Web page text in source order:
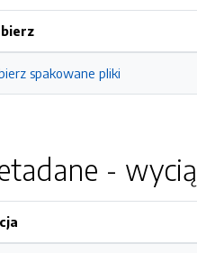
spakowane pliki
-